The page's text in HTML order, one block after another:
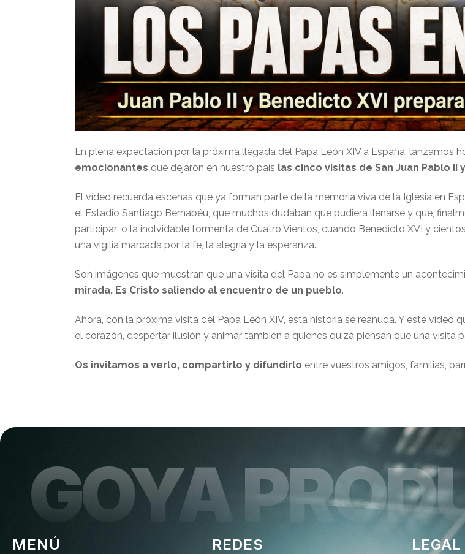
En plena expectación por la próxima llegada del Papa León XIV a España, lanzamos
emocionantes que dejaron en nuestro país las cinco visitas de San Juan Pablo II
El vídeo recuerda escenas que ya forman parte de la memoria viva de la Iglesia en
el Estadio Santiago Bernabéu, que muchos dudaban que pudiera llenarse y que,
participar; o la inolvidable tormenta de Cuatro Vientos, cuando Benedicto XVI y
una vigilia marcada por la fe, la alegría y la esperanza.
Son imágenes que muestran que una visita del Papa no es simplemente un
mirada. Es Cristo saliendo al encuentro de un pueblo.
Ahora, con la próxima visita del Papa León XIV, esta historia se reanuda. Y este vídeo
el corazón, despertar ilusión y animar también a quienes quizá piensan que una visita
Os invitamos a verlo, compartirlo y difundirlo entre vuestros amigos, familias,
GOYA
MENÚ REDES LEGAL